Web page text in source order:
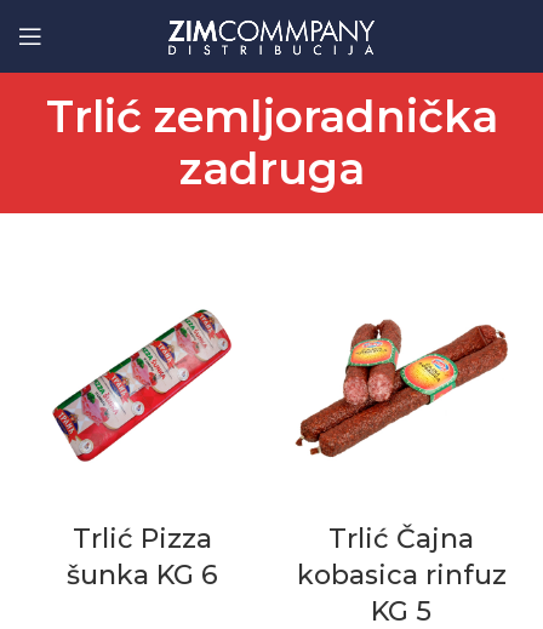
Trlić zemljoradnička
zadruga
Trlić Pizza
šunka KG 6
Trlić Čajna
kobasica rinfuz
KG 5